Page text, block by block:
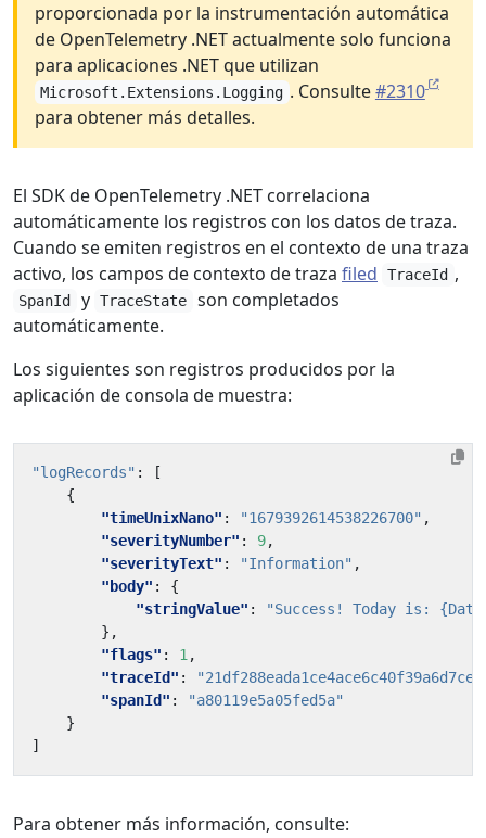
proporcionada por la instrumentación automática
de OpenTelemetry .NET actualmente solo funciona
para aplicaciones .NET que utilizan
Microsoft.Extensions.Logging . Consulte#2310
para obtener más detalles.
El SDK de OpenTelemetry .NET correlaciona
automáticamente los registros con los datos de traza.
Cuando se emiten registros en el contexto de una traza
activo, los campos de contexto de traza filed TraceId ,
SpanId y TraceState
son completados
automáticamente.
Los siguientes son registros producidos por la
aplicación de consola de muestra:
"logRecords" :
[
{
"timeUnixNano" : "1679392614538226700" ,
"severityNumber" : 9,
"severityText" : "Information" ,
"body" :
{
"stringValue" :
"Success! Today is:
},
"flags" : 1 ,
"traceId" :
"spanId" :
"a80119e5a05fed5a"
}
]
Para obtener más información, consulte: